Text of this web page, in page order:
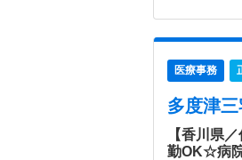
医療事務
多度津
【香川県
勤OK☆病